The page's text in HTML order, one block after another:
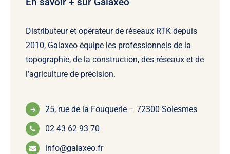
Distributeur et opérateur de réseaux RTK depuis
2010, Galaxeo équipe les professionnels de la
topographie, de la construction, des réseaux et de
l’agriculture de précision.
25, rue de la Fouquerie – 72300 Solesmes
02 43 62 93 70
info@galaxeo.fr